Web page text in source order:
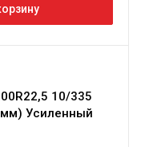
10/335
Усиленный